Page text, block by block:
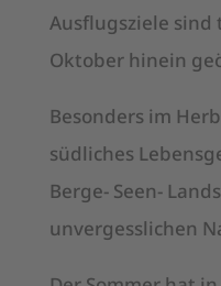
Ausflugsziele sind
Oktober hinein
Besonders im
südliches
Berge- Seen-
unvergesslichen